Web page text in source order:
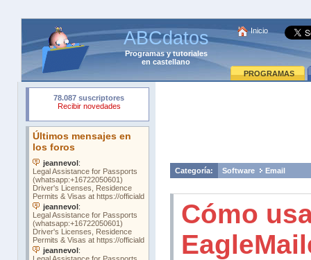
ABCdatos
Programasytutoriales
en castellano
Inicio
PROGRAMAS
Categoría: Software Email
Cómo